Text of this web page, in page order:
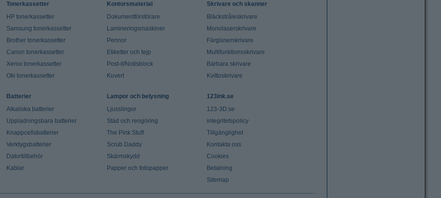
Tonerkassetter
HP tonerkassetter
Samsung tonerkassetter
Brother tonerkassetter
Canon tonerkassetter
Xerox tonerkassetter
Oki tonerkassetter
Kontorsmaterial
Dokumentförstörare
Lamineringsmaskiner
Pennor
Etiketter och tejp
Post-it/Notisblock
Kuvert
Skrivare och skanner
Bläckstråleskrivare
Monolaserskrivare
Färglaserskrivare
Multifunktionsskrivare
Bärbara skrivare
Kvittoskrivare
Batterier
Alkaliska batterier
Uppladningsbara batterier
Knappcellsbatterier
Verktygsbatterier
Datortillbehör
Kablar
Lampor och belysning
Ljusslingor
Städ och rengöring
The Pink Stuff
Scrub Daddy
Skärmskydd
Papper och fotopapper
123ink.se
123-3D.se
integritetspolicy
Tillgänglighet
Kontakta oss
Cookies
Betalning
Sitemap